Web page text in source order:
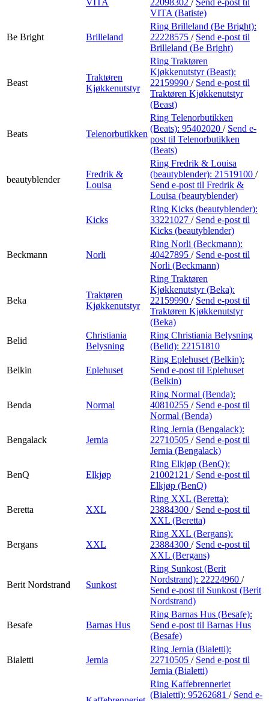
VITA (Batiste)
Be Bright Brilleland
Ring Brilleland (Be Bright):
22228575 / Send e-post til
Brilleland (Be Bright)
Beast
Traktøren
Kjøkkenutstyr
Ring Traktøren
Kjøkkenutstyr (Beast):
22159990 / Send e-post til
Traktøren Kjøkkenutstyr
(Beast)
Beats Telenorbutikken
Ring Telenorbutikken
(Beats): 95402020 / Send e-
post til Telenorbutikken
(Beats)
beautyblender
Fredrik &
Louisa
Ring Fredrik & Louisa
(beautyblender): 21519100 /
Send e-post til Fredrik &
Louisa (beautyblender)
Kicks
Ring Kicks (beautyblender):
33221027 / Send e-post til
Kicks (beautyblender)
Beckmann Norli
Ring Norli (Beckmann):
40427895 / Send e-post til
Norli (Beckmann)
Beka
Traktøren
Kjøkkenutstyr
Ring Traktøren
Kjøkkenutstyr (Beka):
22159990 / Send e-post til
Traktøren Kjøkkenutstyr
(Beka)
Belid
Christiania
Belysning
Ring Christiania Belysning
(Belid): 22151810
Belkin Eplehuset
Ring Eplehuset (Belkin):
Send e-post til Eplehuset
(Belkin)
Benda Normal
Ring Normal (Benda):
40810255 / Send e-post til
Normal (Benda)
Bengalack Jernia
Ring Jernia (Bengalack):
22710505 / Send e-post til
Jernia (Bengalack)
BenQ Elkjøp
Ring Elkjøp (BenQ):
21002121 / Send e-post til
Elkjøp (BenQ)
Beretta XXL
Ring XXL (Beretta):
23884300 / Send e-post til
XXL (Beretta)
Bergans XXL
Ring XXL (Bergans):
23884300 / Send e-post til
XXL (Bergans)
Berit Nordstrand Sunkost
Ring Sunkost (Berit
Nordstrand): 22224960 /
Send e-post til Sunkost (Berit
Nordstrand)
Besafe Barnas Hus
Ring Barnas Hus (Besafe):
Send e-post til Barnas Hus
(Besafe)
Bialetti Jernia
Ring Jernia (Bialetti):
22710505 / Send e-post til
Jernia (Bialetti)
Ring Kaffebrenneriet
(Bialetti): 95262681 / Send e-